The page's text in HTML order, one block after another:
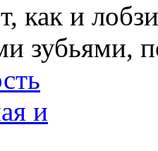
как и
зубьями,